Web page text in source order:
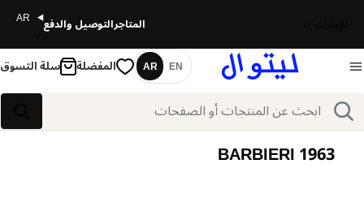
المتاجرالتوصيل والدفع AR
بحث
اللغة
EN
AR المفضلة سلة التسوق
BARBIERI 1963